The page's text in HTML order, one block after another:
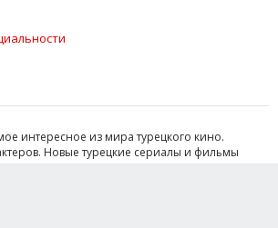
интересное из мира турецкого кино.
Новые турецкие сериалы и фильмы